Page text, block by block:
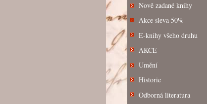
Nově zadané knihy
Akce sleva 50%
E-knihy všeho druhu
AKCE
Umění
Historie
Odborná literatura